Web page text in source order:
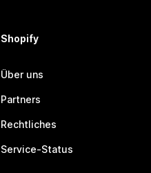
Shopify
Über uns
Partners
Rechtliches
Service-Status